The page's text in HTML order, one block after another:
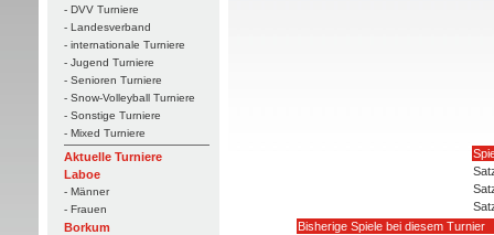
- DVV Turniere
- Landesverband
- internationale Turniere
- Jugend Turniere
- Senioren Turniere
- Snow-Volleyball Turniere
- Sonstige Turniere
- Mixed Turniere
Aktuelle Turniere
Laboe
- Männer
- Frauen
Borkum
Bisherige Spiele bei diesem Turnier